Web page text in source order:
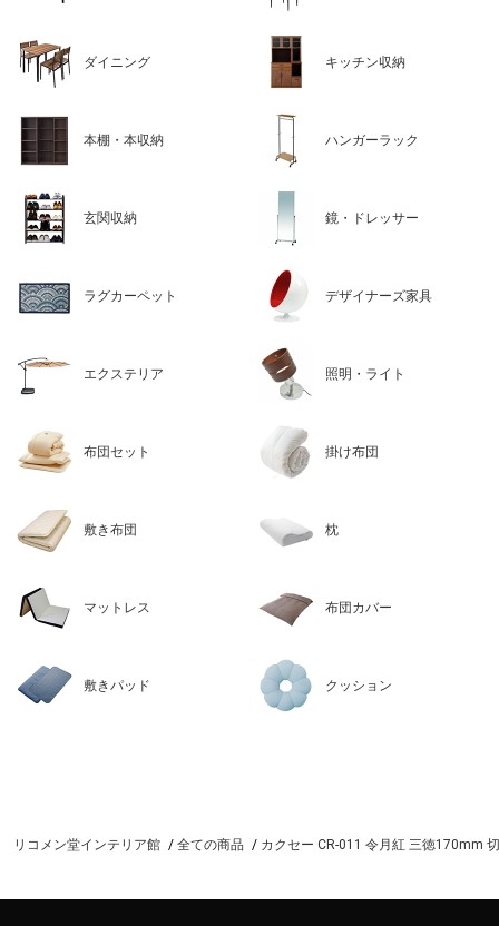
ダイニング キッチン収納
本棚・本収納 ハンガーラック
玄関収納 鏡・ドレッサー
ラグカーペット デザイナーズ家具
エクステリア 照明・ライト
布団セット 掛け布団
敷き布団 枕
マットレス 布団カバー
敷きパッド クッション
リコメン堂インテリア館 全ての商品 カクセー CR-011 令月紅 三徳170mm